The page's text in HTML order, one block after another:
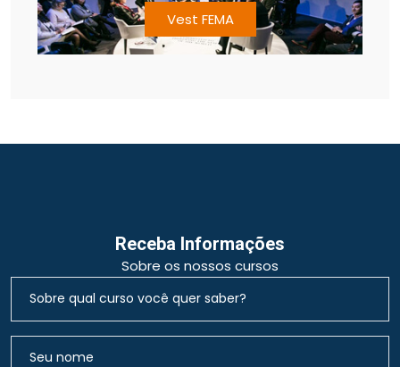
Vest FEMA
Receba Informações
Sobre os nossos cursos